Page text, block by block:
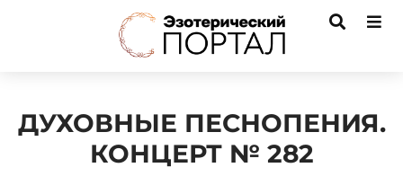
ДУХОВНЫЕ ПЕСНОПЕНИЯ.
КОНЦЕРТ № 282